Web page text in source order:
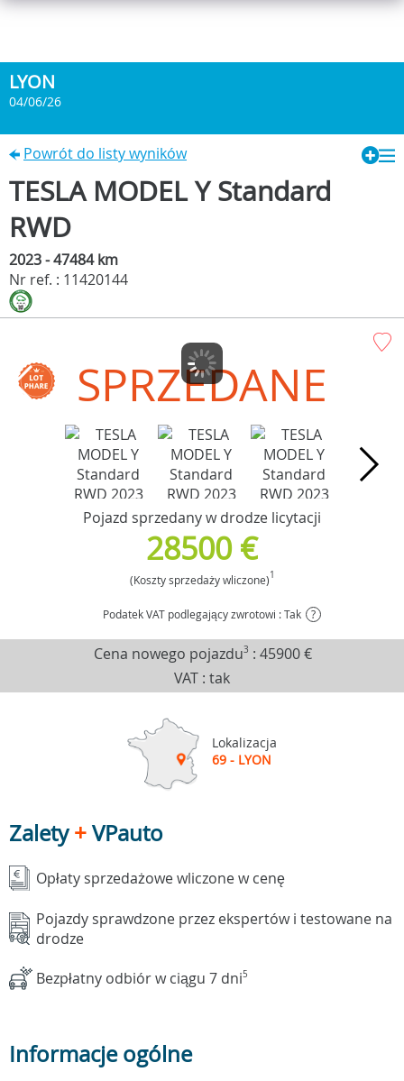
LYON
04/06/26
Powrót do listy wyników
TESLA MODEL Y Standard
RWD
2023 - 47484 km
Nr ref. : 11420144
SPRZEDANE
Pojazd sprzedany w drodze licytacji
28500 €
(Koszty sprzedaży wliczone)1
Podatek VAT podlegający zwrotowi : Tak ?
Cena nowego pojazdu3 :45900 €
VAT : tak
Lokalizacja
69 - LYON
Zalety+VPauto
Opłaty sprzedażowe wliczone w cenę
Pojazdy sprawdzone przez ekspertów i testowane na
drodze
Bezpłatny odbiór w ciągu 7 dni5
Informacje ogólne